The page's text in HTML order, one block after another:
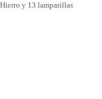
Hierro y 13 lamparillas